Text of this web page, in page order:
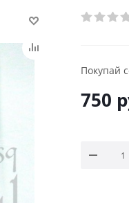
Покупай
750